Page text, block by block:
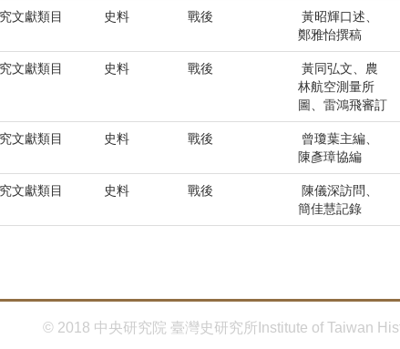
文獻類目
史料 戰後
黃昭輝口述、
鄭雅怡撰稿
文獻類目
史料 戰後
黃同弘文、農
林航空測量所
圖、雷鴻飛審訂
文獻類目
史料 戰後
曾瓊葉主編、
陳彥璋協編
文獻類目
史料 戰後
陳儀深訪問、
簡佳慧記錄
© 2018 中央研究院 臺灣史研究所Institute of Taiwan